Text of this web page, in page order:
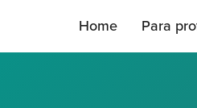
Home Para